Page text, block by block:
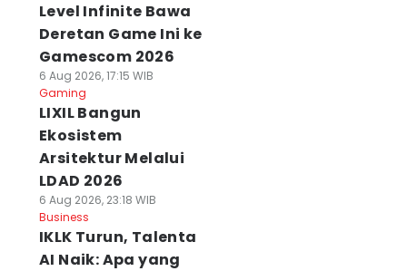
Level Infinite Bawa
Deretan Game Ini ke
Gamescom 2026
6 Aug 2026, 17:15 WIB
Gaming
LIXIL Bangun
Ekosistem
Arsitektur Melalui
LDAD 2026
6 Aug 2026, 23:18 WIB
Business
IKLK Turun, Talenta
AI Naik: Apa yang